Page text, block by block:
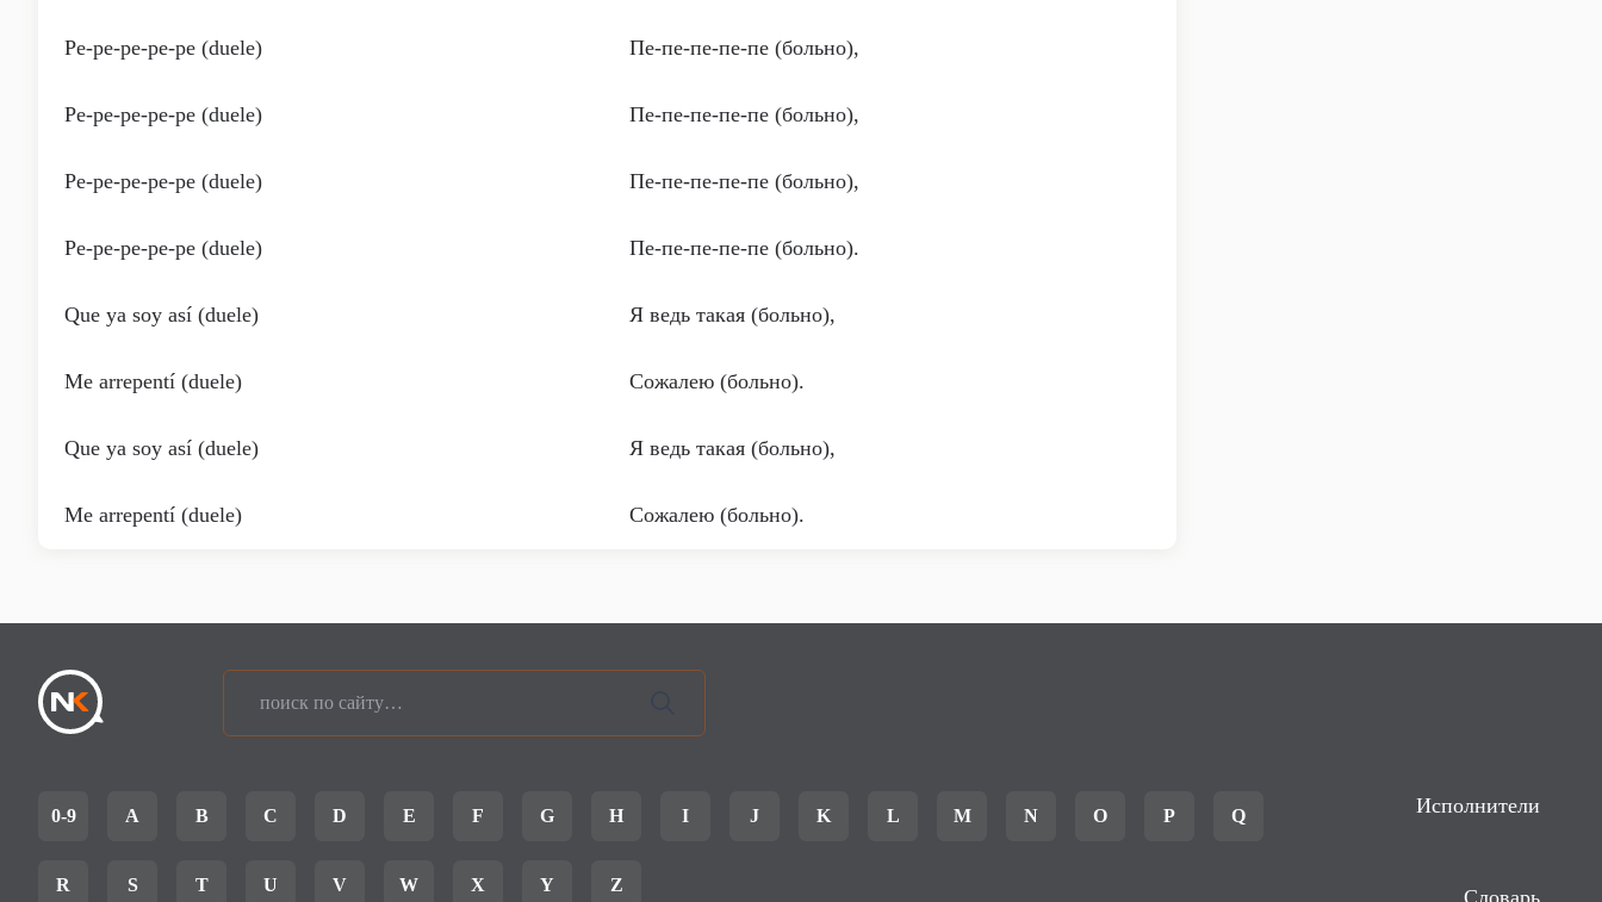
Pe-pe-pe-pe-pe (duele) Пе-пе-пе-пе-пе (больно),
Pe-pe-pe-pe-pe (duele) Пе-пе-пе-пе-пе (больно),
Pe-pe-pe-pe-pe (duele) Пе-пе-пе-пе-пе (больно),
Pe-pe-pe-pe-pe (duele) Пе-пе-пе-пе-пе (больно).
Que ya soy así (duele) Я ведь такая (больно),
Me arrepentí (duele) Сожалею (больно).
Que ya soy así (duele) Я ведь такая (больно),
Me arrepentí (duele) Сожалею (больно).
0-9 A B C D E F G H I J K L M N O P Q
R S T U V W X Y Z
Исполнители
Словарь